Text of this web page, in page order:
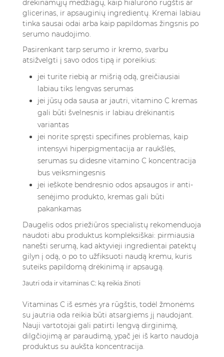
drėkinamųjų medžiagų, kaip hialurono rūgštis ar
glicerinas, ir apsauginių ingredientų. Kremai labiau
tinka sausai odai arba kaip papildomas žingsnis po
serumo naudojimo.
Pasirenkant tarp serumo ir kremo, svarbu
atsižvelgti į savo odos tipą ir poreikius:
jei turite riebią ar mišrią odą, greičiausiai
labiau tiks lengvas serumas
jei jūsų oda sausa ar jautri, vitamino C kremas
gali būti švelnesnis ir labiau drėkinantis
variantas
jei norite spręsti specifines problemas, kaip
intensyvi hiperpigmentacija ar raukšlės,
serumas su didesne vitamino C koncentracija
bus veiksmingesnis
jei ieškote bendresnio odos apsaugos ir anti-
senėjimo produkto, kremas gali būti
pakankamas
Daugelis odos priežiūros specialistų rekomenduoja
naudoti abu produktus kompleksiškai: pirmiausia
nanešti serumą, kad aktyvieji ingredientai patektų
gilyn į odą, o po to užfiksuoti naudą kremu, kuris
suteiks papildomą drėkinimą ir apsaugą.
Jautri oda ir vitaminas C: ką reikia žinoti
Vitaminas C iš esmės yra rūgštis, todėl žmonėms
su jautria oda reikia būti atsargiems jį naudojant.
Nauji vartotojai gali patirti lengvą dirginimą,
dilgčiojimą ar paraudimą, ypač jei iš karto naudoja
produktus su aukšta koncentracija.